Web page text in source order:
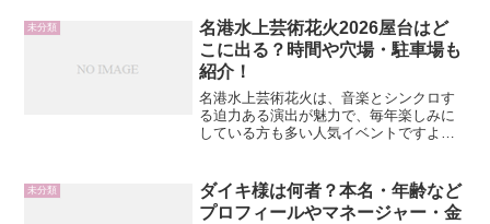
未分類
名港水上芸術花火2026屋台はど
こに出る？時間や穴場・駐車場も
紹介！
名港水上芸術花火は、音楽とシンクロす
る迫力ある演出が魅力で、毎年楽しみに
している方も多い人気イベントですよ
ら駐車場は確保できる？」と、行く前に
気になるポイントをまとめて...
未分類
ダイキ様は何者？本名・年齢など
プロフィールやマネージャー・金